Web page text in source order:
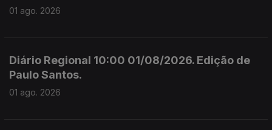
01 ago. 2026
Diário Regional 10:00 01/08/2026. Edição de
Paulo Santos.
01 ago. 2026